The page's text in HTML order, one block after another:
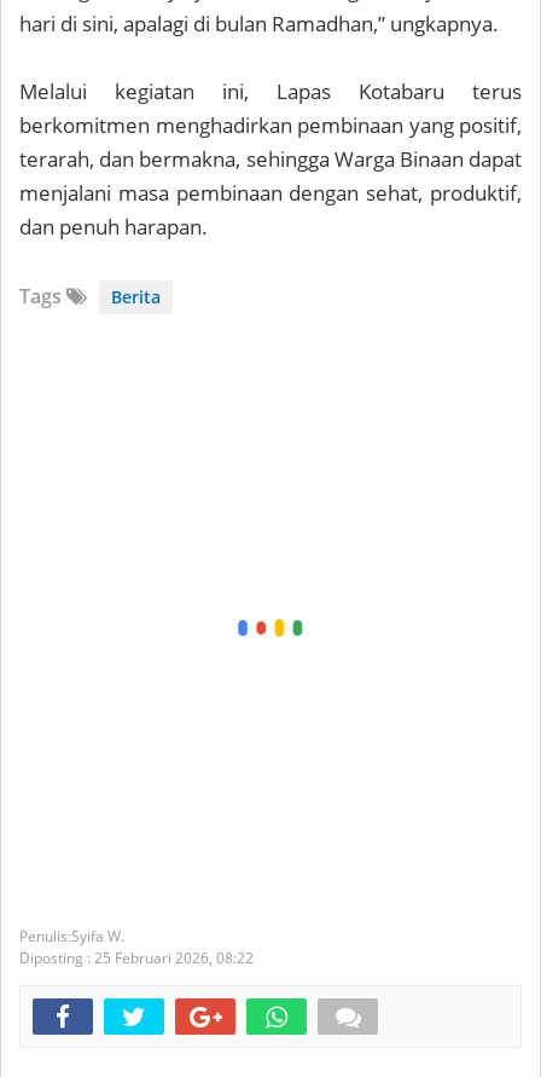
hari di sini, apalagi di bulan Ramadhan,” ungkapnya.
Melalui kegiatan ini, Lapas Kotabaru terus
berkomitmen menghadirkan pembinaan yang positif,
terarah, dan bermakna, sehingga Warga Binaan dapat
menjalani masa pembinaan dengan sehat, produktif,
dan penuh harapan.
Tags Berita
Syifa W.
Diposting : 25 Februari 2026, 08:22